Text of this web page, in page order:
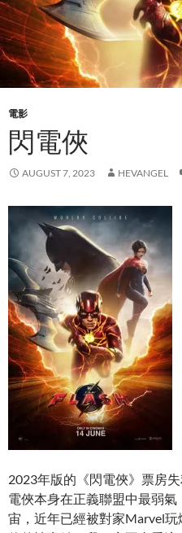
電影
閃電俠
AUGUST 7, 2023 HEVANGEL
2023年版的《閃電俠》票房
電俠本身在正義聯盟中最弱
宙，近年已經被對家Marvel